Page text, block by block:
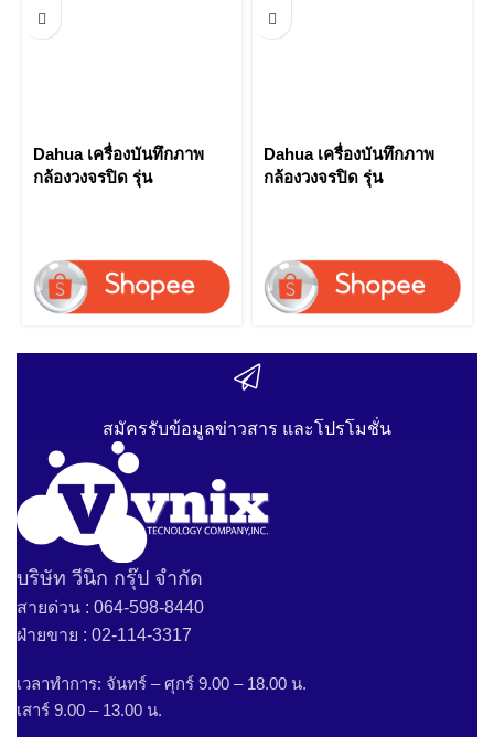
Dahua เครื่องบันทึกภาพ
กล้องวงจรปิด รุ่น
Video Recorder by Vnix
Group
Dahua เครื่องบันทึกภาพ
กล้องวงจรปิด รุ่น
by Vnix Group
สมัครรับข้อมูลข่าวสาร และโปรโมชั่น
บริษัท วีนิก กรุ๊ป จำกัด
สายด่วน : 064-598-8440
ฝ่ายขาย : 02-114-3317
เวลาทำการ: จันทร์ – ศุกร์ 9.00 – 18.00 น.
เสาร์ 9.00 – 13.00 น.